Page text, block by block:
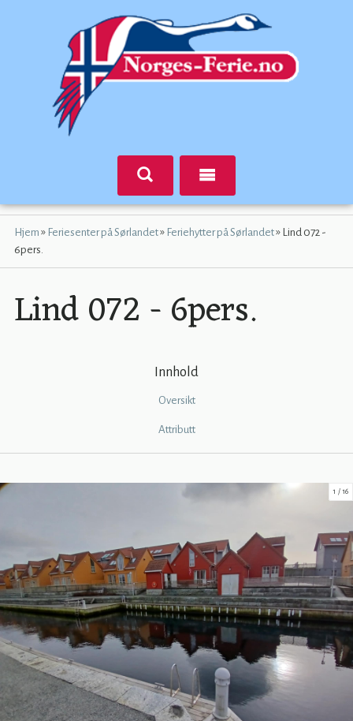
Hjem » Feriesenter på Sørlandet» Feriehytter på Sørlandet» Lind 072 -
6pers.
Lind 072 - 6pers.
Innhold
Oversikt
Attributt
1 16